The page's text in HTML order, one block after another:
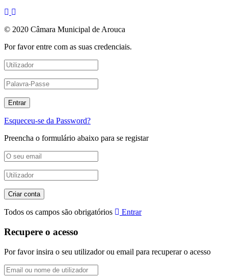
© 2020 Câmara Municipal de Arouca
Por favor entre com as suas credenciais.
Esqueceu-se da Password?
Preencha o formulário abaixo para se registar
Todos os campos são obrigatórios Entrar
Recupere o acesso
Por favor insira o seu utilizador ou email para recuperar o acesso